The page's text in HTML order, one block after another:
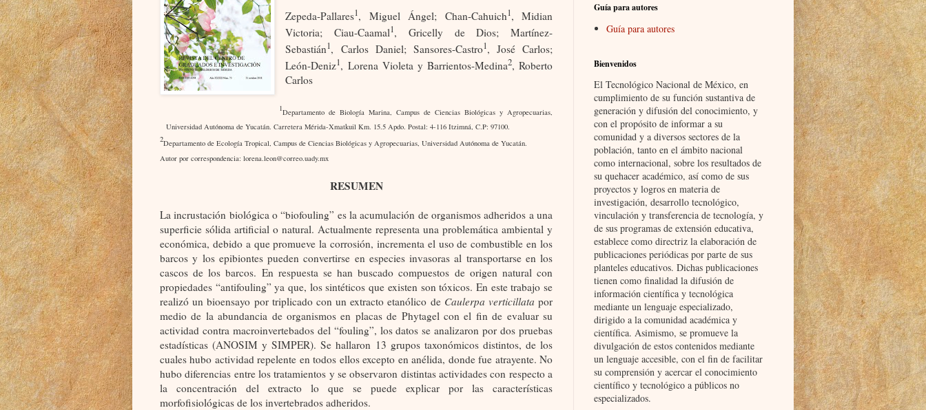
Zepeda-Pallares1, Miguel Ángel; Chan-Cahuich1, Midian
Victoria; Ciau-Caamal1, Gricelly de Dios; Martínez-
Sebastián1, Carlos Daniel; Sansores-Castro1, José Carlos;
León-Deniz1, Lorena Violeta y Barrientos-Medina2, Roberto
Carlos
1Departamento de Biología Marina, Campus de Ciencias Biológicas y Agropecuarias,
Universidad Autónoma de Yucatán. Carretera Mérida-Xmatkuil Km. 15.5 Apdo. Postal: 4-116 Itzimná, C.P: 97100.
2Departamento de Ecología Tropical, Campus de Ciencias Biológicas y Agropecuarias, Universidad Autónoma de Yucatán.
Autor por correspondencia: lorena.leon@correo.uady.mx
RESUMEN
La incrustación biológica o “biofouling” es la acumulación de organismos adheridos a una
superficie sólida artificial o natural. Actualmente representa una problemática ambiental y
económica, debido a que promueve la corrosión, incrementa el uso de combustible en los
barcos y los epibiontes pueden convertirse en especies invasoras al transportarse en los
cascos de los barcos. En respuesta se han buscado compuestos de origen natural con
propiedades “antifouling” ya que, los sintéticos que existen son tóxicos. En este trabajo se
realizó un bioensayo por triplicado con un extracto etanólico de Caulerpa verticillatapor
medio de la abundancia de organismos en placas de Phytagel con el fin de evaluar su
actividad contra macroinvertebados del “fouling”, los datos se analizaron por dos pruebas
estadísticas (ANOSIM y SIMPER). Se hallaron 13 grupos taxonómicos distintos, de los
cuales hubo actividad repelente en todos ellos excepto en anélida, donde fue atrayente. No
hubo diferencias entre los tratamientos y se observaron distintas actividades con respecto a
la concentración del extracto lo que se puede explicar por las características
morfofisiológicas de los invertebrados adheridos.
Guía para autores
Guía para autores
Bienvenidos
El Tecnológico Nacional de México, en
cumplimiento de su función sustantiva de
generación y difusión del conocimiento, y
con el propósito de informar a su
comunidad y a diversos sectores de la
población, tanto en el ámbito nacional
como internacional, sobre los resultados de
su quehacer académico, así como de sus
proyectos y logros en materia de
investigación, desarrollo tecnológico,
vinculación y transferencia de tecnología, y
de sus programas de extensión educativa,
establece como directriz la elaboración de
publicaciones periódicas por parte de sus
planteles educativos. Dichas publicaciones
tienen como finalidad la difusión de
información científica y tecnológica
mediante un lenguaje especializado,
dirigido a la comunidad académica y
científica. Asimismo, se promueve la
divulgación de estos contenidos mediante
un lenguaje accesible, con el fin de facilitar
su comprensión y acercar el conocimiento
científico y tecnológico a públicos no
especializados.